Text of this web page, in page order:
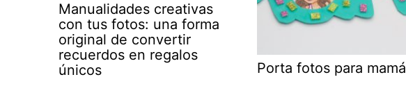
Manualidades creativas
con tus fotos: una forma
original de convertir
recuerdos en regalos
únicos
Porta fotos para mamá